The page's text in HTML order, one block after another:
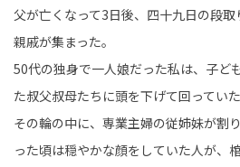
父が亡くなって3日後、四十九日の段
親戚が集まった。
50代の独身で一人娘だった私は、子ど
た叔父叔母たちに頭を下げて回っていた
その輪の中に、専業主婦の従姉妹が割
った頃は穏やかな顔をしていた人が、